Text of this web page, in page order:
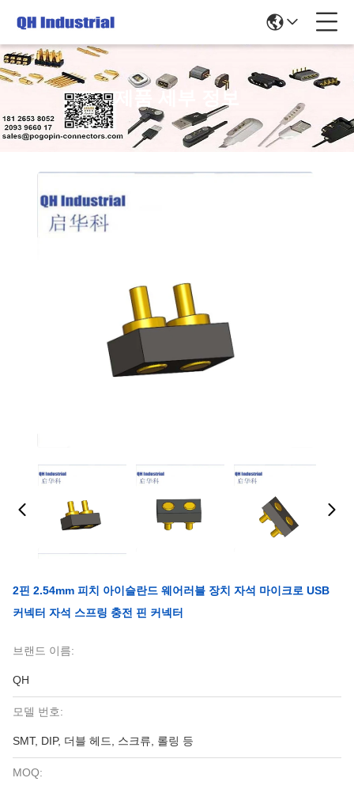
제품 세부 정보
2핀 2.54mm 피치 아이슬란드 웨어러블 장치 자석 마이크로 USB
커넥터 자석 스프링 충전 핀 커넥터
브랜드 이름:
QH
모델 번호:
SMT, DIP, 더블 헤드, 스크류, 롤링 등
MOQ: